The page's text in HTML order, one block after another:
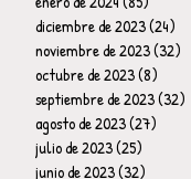
diciembre de 2023(24)
noviembre de 2023(32)
octubre de 2023(8)
septiembre de 2023(32)
agosto de 2023(27)
julio de 2023(25)
junio de 2023(32)